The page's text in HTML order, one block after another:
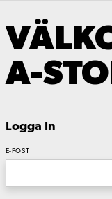
A-
Logga In
E-POST